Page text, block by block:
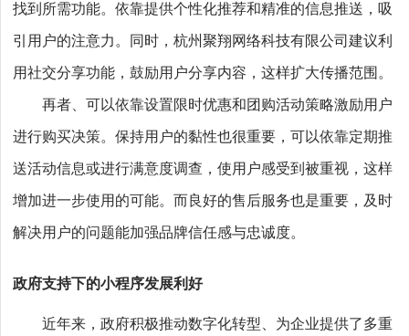
找到所需功能。依靠提供个性化推荐和精准的信息推送，吸
引用户的注意力。同时，杭州聚翔网络科技有限公司建议利
用社交分享功能，鼓励用户分享内容，这样扩大传播范围。
再者、可以依靠设置限时优惠和团购活动策略激励用户
进行购买决策。保持用户的黏性也很重要，可以依靠定期推
送活动信息或进行满意度调查，使用户感受到被重视，这样
增加进一步使用的可能。而良好的售后服务也是重要，及时
解决用户的问题能加强品牌信任感与忠诚度。
政府支持下的小程序发展利好
近年来，政府积极推动数字化转型、为企业提供了多重